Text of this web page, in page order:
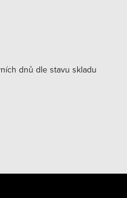
dnů dle stavu skladu